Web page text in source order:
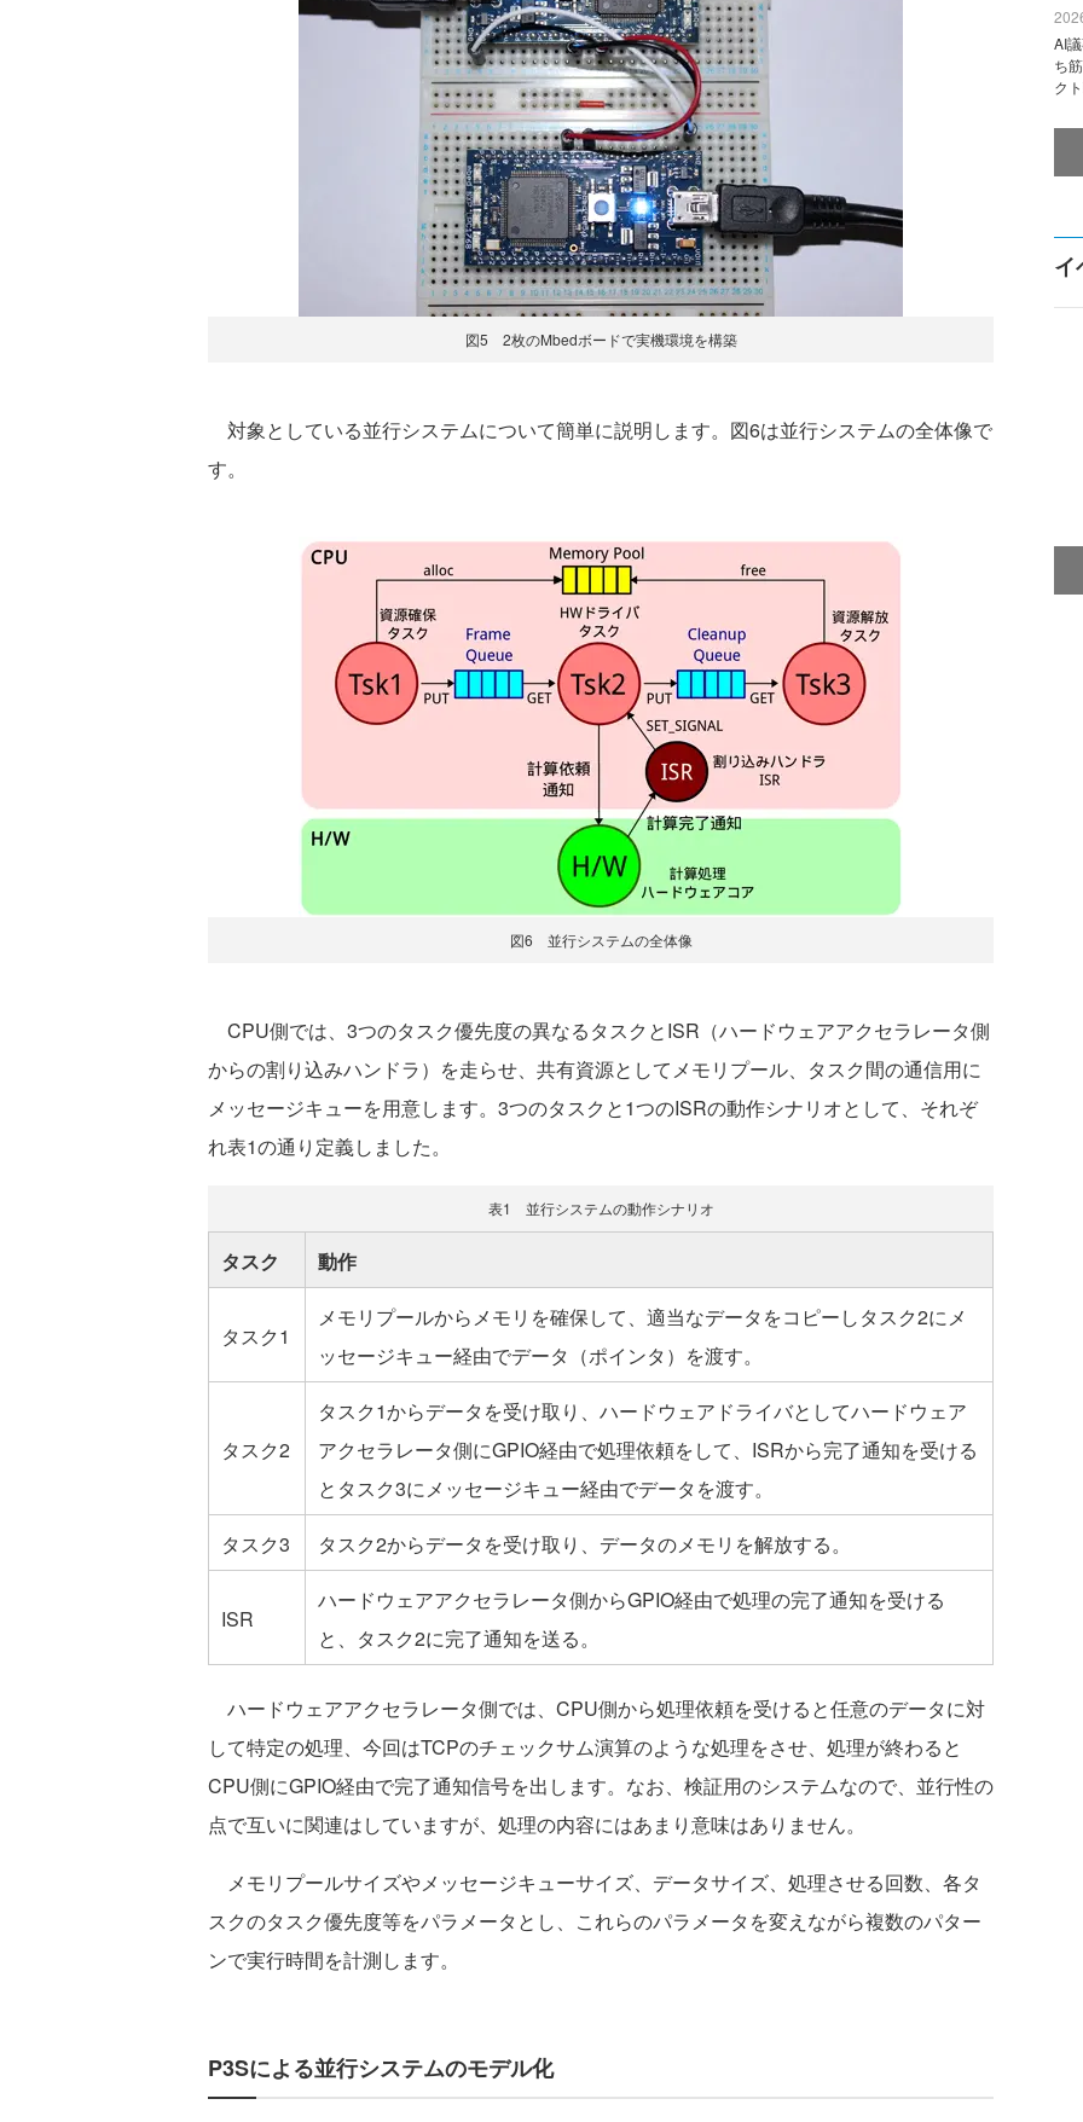
図5 2枚のMbedボードで実機環境を構築
対象としている並行システムについて簡単に説明します。図6は並行システムの全体像で
す。
図6 並行システムの全体像
CPU側では、3つのタスク優先度の異なるタスクとISR（ハードウェアアクセラレータ側
からの割り込みハンドラ）を走らせ、共有資源としてメモリプール、タスク間の通信用に
メッセージキューを用意します。3つのタスクと1つのISRの動作シナリオとして、それぞ
れ表1の通り定義しました。
表1 並行システムの動作シナリオ
タスク 動作
タスク1
メモリプールからメモリを確保して、適当なデータをコピーしタスク2にメ
ッセージキュー経由でデータ（ポインタ）を渡す。
タスク2
タスク1からデータを受け取り、ハードウェアドライバとしてハードウェア
アクセラレータ側にGPIO経由で処理依頼をして、ISRから完了通知を受ける
とタスク3にメッセージキュー経由でデータを渡す。
タスク3
タスク2からデータを受け取り、データのメモリを解放する。
ISR
ハードウェアアクセラレータ側からGPIO経由で処理の完了通知を受ける
と、タスク2に完了通知を送る。
ハードウェアアクセラレータ側では、CPU側から処理依頼を受けると任意のデータに対
して特定の処理、今回はTCPのチェックサム演算のような処理をさせ、処理が終わると
CPU側にGPIO経由で完了通知信号を出します。なお、検証用のシステムなので、並行性の
点で互いに関連はしていますが、処理の内容にはあまり意味はありません。
メモリプールサイズやメッセージキューサイズ、データサイズ、処理させる回数、各タ
スクのタスク優先度等をパラメータとし、これらのパラメータを変えながら複数のパター
ンで実行時間を計測します。
P3Sによる並行システムのモデル化
AI
ち
ク
イ